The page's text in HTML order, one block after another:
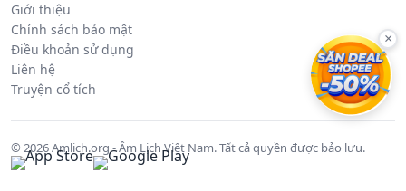
Giới thiệu
Chính sách bảo mật
Điều khoản sử dụng
Liên hệ
Truyện cổ tích
© 2026 Amlich.org - Âm Lịch Việt Nam. Tất cả quyền được bảo lưu.
×